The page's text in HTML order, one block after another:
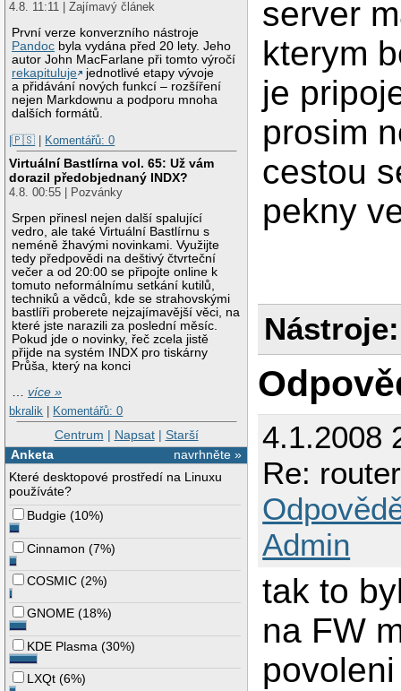
4.8. 11:11 | Zajímavý článek
První verze konverzního nástroje
Pandoc byla vydána před 20 lety. Jeho
autor John MacFarlane při tomto výročí
rekapituluje
jednotlivé etapy vývoje
a přidávání nových funkcí – rozšíření
nejen Markdownu a podporu mnoha
dalších formátů.
|🇵🇸 | Komentářů: 0
Virtuální Bastlírna vol. 65: Už vám
dorazil předobjednaný INDX?
4.8. 00:55 | Pozvánky
Srpen přinesl nejen další spalující
vedro, ale také Virtuální Bastlírnu s
neméně žhavými novinkami. Využijte
tedy předpovědi na deštivý čtvrteční
večer a od 20:00 se připojte online k
tomuto neformálnímu setkání kutilů,
techniků a vědců, kde se strahovskými
bastlíři proberete nejzajímavější věci, na
které jste narazili za poslední měsíc.
Pokud jde o novinky, řeč zcela jistě
přijde na systém INDX pro tiskárny
Průša, který na konci
…více »
bkralik
Komentářů: 0
Centrum | Napsat| Starší
navrhněte »
Anketa
Které desktopové prostředí na Linuxu
používáte?
Budgie (10%)
Cinnamon (7%)
COSMIC (2%)
GNOME (18%)
KDE Plasma (30%)
LXQt (6%)
server
kterym
je
prosim
cestou
pekny
Nástroje:
4.1.2008
Re:
Admin
tak to
na FW